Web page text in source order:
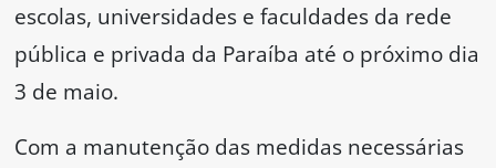
escolas, universidades e faculdades da rede
pública e privada da Paraíba até o próximo dia
3 de maio.
Com a manutenção das medidas necessárias